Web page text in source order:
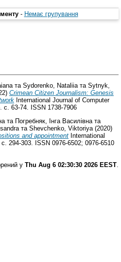
- Немає групування
та Sydorenko, Natalііa та Sytnyk,
Crimean Citizen Journalism: Genesis
International Journal of Computer
с. 63-74. ISSN 1738-7906
та Погребняк, Інга Василівна та
та Shevchenko, Viktoriya (2020)
and appointment International
294-303. ISSN 0976-6502; 0976-6510
у Thu Aug 6 02:30:30 2026 EEST